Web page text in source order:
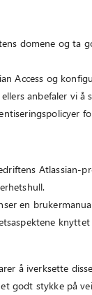
domene og ta
Access og
anbefaler vi å
Atlassian-
en
å iverksette
godt stykke på